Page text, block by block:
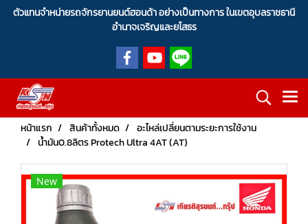
ตัวแทนจำหน่ายรถจักรยานยนต์ฮอนด้า อย่างเป็นทางการ ในเขตอุบลราชธานี
อำนาจเจริญและยโสธร
หน้าแรก สินค้าทั้งหมด
อะไหล่เปลี่ยนตามระยะการใช้งาน
น้ำมัน0.8ลิตร Protech Ultra 4AT (AT)
New